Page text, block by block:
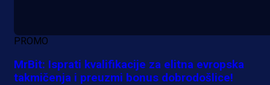
PROMO
MrBit: Isprati kvalifikacije za elitna evropska
takmičenja i preuzmi bonus dobrodošlice!